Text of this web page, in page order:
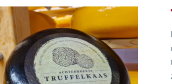
AKTIVITÄTEN
HOFLADEN
WEBSHOP